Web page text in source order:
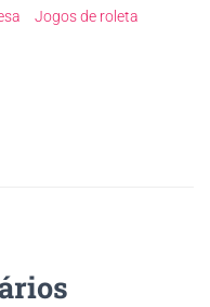
Jogos de roleta